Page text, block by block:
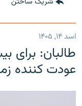
اسد ۱۴, ۱۴۰۵
عودت کننده